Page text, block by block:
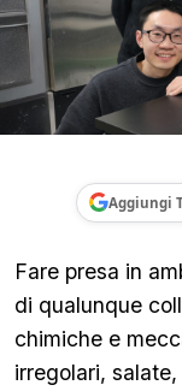
Aggiungi
Fare presa in
di qualunque
chimiche e
irregolari,